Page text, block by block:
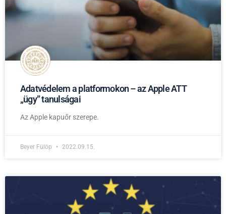
Adatvédelem a platformokon – az Apple ATT
„ügy” tanulságai
Az Apple kapuőr szerepe.
Beyer Fülöp 2022.09.15.